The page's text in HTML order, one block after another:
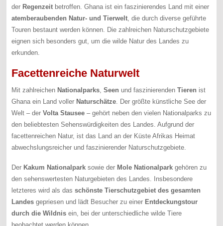
der Regenzeit betroffen. Ghana ist ein faszinierendes Land mit einer
atemberaubenden Natur- und Tierwelt, die durch diverse geführte
Touren bestaunt werden können. Die zahlreichen Naturschutzgebiete
eignen sich besonders gut, um die wilde Natur des Landes zu
erkunden.
Facettenreiche Naturwelt
Mit zahlreichen Nationalparks,Seen und faszinierendenTieren ist
Ghana ein Land voller Naturschätze. Der größte künstliche See der
Welt – der Volta Stausee – gehört neben den vielen Nationalparks zu
den beliebtesten Sehenswürdigkeiten des Landes. Aufgrund der
facettenreichen Natur, ist das Land an der Küste Afrikas Heimat
abwechslungsreicher und faszinierender Naturschutzgebiete.
Der Kakum Nationalpark sowie der Mole Nationalpark gehören zu
den sehenswertesten Naturgebieten des Landes. Insbesondere
letzteres wird als dasschönste Tierschutzgebiet des gesamten
Landes gepriesen und lädt Besucher zu einer Entdeckungstour
durch die Wildnis ein, bei der unterschiedliche wilde Tiere